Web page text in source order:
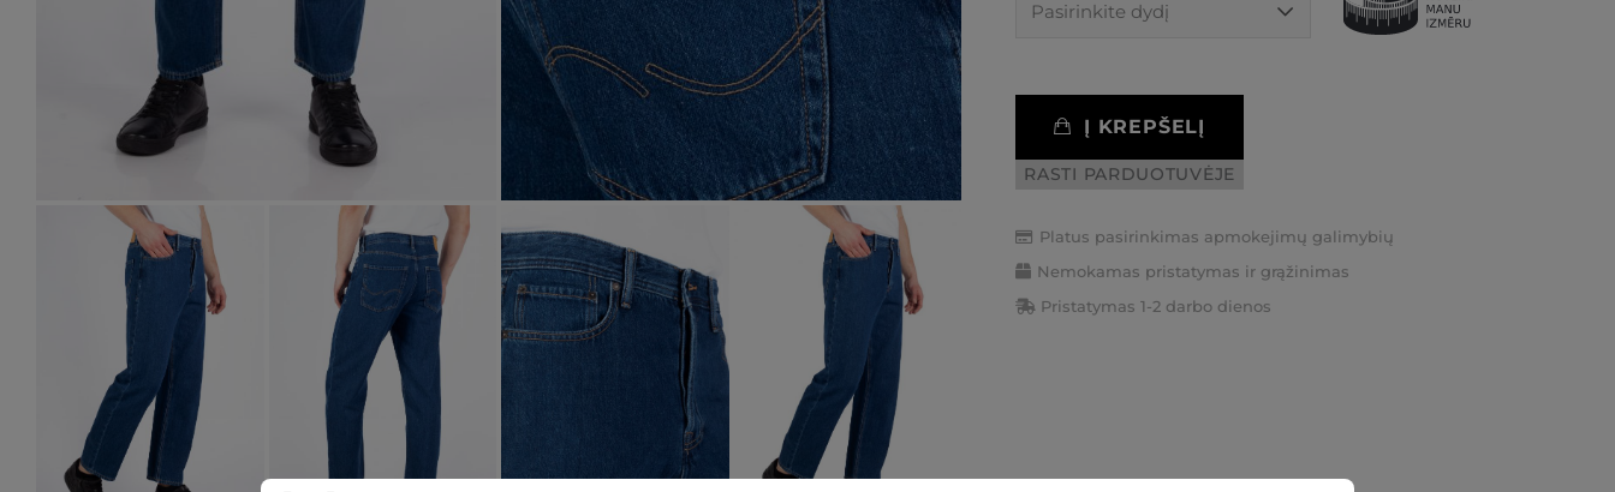
Į KREPŠELĮ
RASTI PARDUOTUVĖJE
Platus pasirinkimas apmokejimų galimybių
Nemokamas pristatymas ir grąžinimas
Pristatymas 1-2 darbo dienos